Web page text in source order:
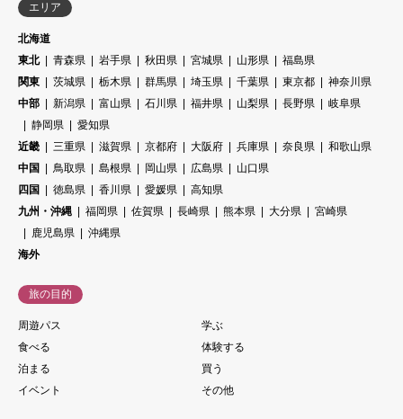
エリア
北海道
東北
青森県 岩手県 秋田県 宮城県 山形県
福島県
関東
茨城県 栃木県 群馬県 埼玉県 千葉県 東京都
神奈川県
中部
新潟県 富山県 石川県 福井県 山梨県 長野県
岐阜県
静岡県
愛知県
近畿
三重県 滋賀県 京都府 大阪府 兵庫県 奈良県
和歌山県
中国
鳥取県 島根県 岡山県 広島県
山口県
四国
徳島県 香川県 愛媛県
高知県
九州・沖縄
福岡県 佐賀県 長崎県 熊本県 大分県
宮崎県
鹿児島県
沖縄県
海外
旅の目的
周遊パス
学ぶ
食べる
体験する
泊まる
買う
イベント
その他